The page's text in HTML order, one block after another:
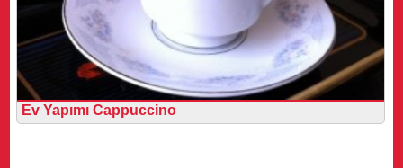
Ev Yapımı Cappuccino